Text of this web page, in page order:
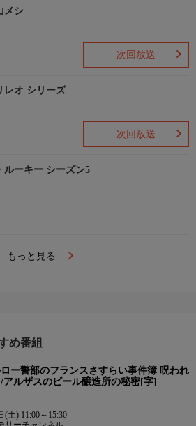
メシ
次回放送
レオ シリーズ
次回放送
ルーキー シーズン5
もっと見る
め番組
ー警部のフランスさすらい事件簿 呪われ
アルザスのビール醸造所の秘密[字]
(土) 11:00～15:30